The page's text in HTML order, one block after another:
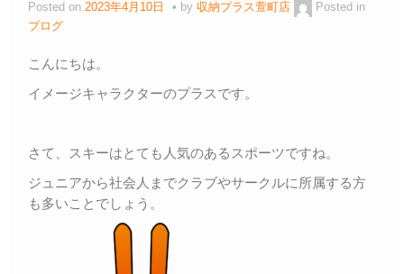
Posted on 2023年4月10日 by 収納プラス萱町店
Posted in
ブログ
こんにちは。
イメージキャラクターのプラスです。
さて、スキーはとても人気のあるスポーツですね。
ジュニアから社会人までクラブやサークルに所属する方
も多いことでしょう。